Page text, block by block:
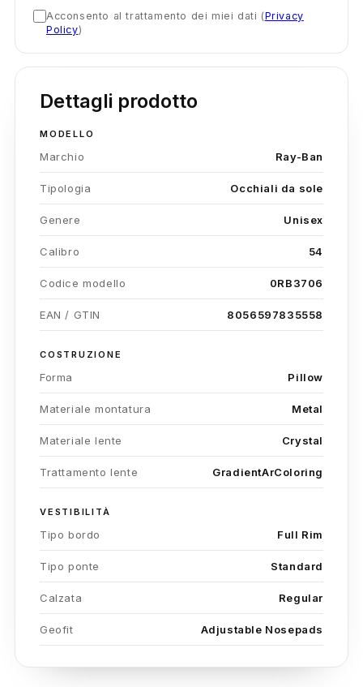
Acconsento al trattamento dei miei dati (Privacy
Policy)
Dettagli prodotto
MODELLO
Marchio Ray-Ban
Tipologia Occhiali da sole
Genere Unisex
Calibro 54
Codice modello 0RB3706
EAN / GTIN 8056597835558
COSTRUZIONE
Forma Pillow
Materiale montatura Metal
Materiale lente Crystal
Trattamento lente GradientArColoring
VESTIBILITÀ
Tipo bordo Full Rim
Tipo ponte Standard
Calzata Regular
Geofit Adjustable Nosepads